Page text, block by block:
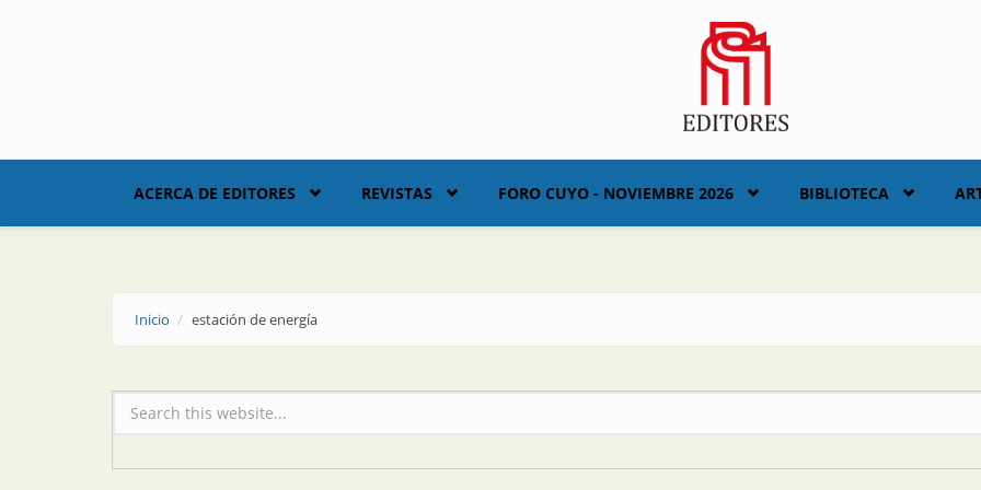
ACERCA DE EDITORES REVISTAS FORO CUYO - NOVIEMBRE 2026 BIBLIOTECA
Inicio estación de energía
Formulario de búsqueda